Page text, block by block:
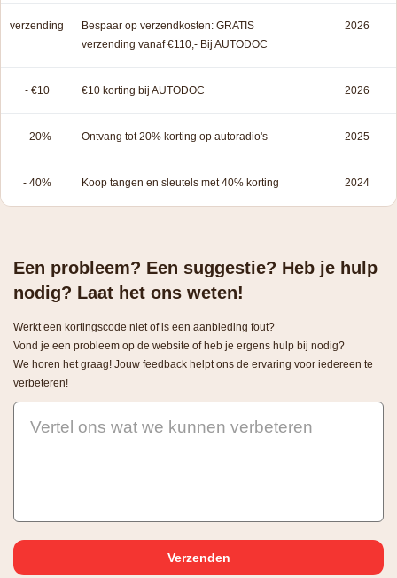
verzending
Bespaar op verzendkosten: GRATIS
verzending vanaf €110,- Bij AUTODOC
2026
- €10 €10 korting bij AUTODOC 2026
- 20% Ontvang tot 20% korting op autoradio's 2025
- 40% Koop tangen en sleutels met 40% korting 2024
Een probleem? Een suggestie? Heb je hulp
nodig? Laat het ons weten!
Werkt een kortingscode niet of is een aanbieding fout?
Vond je een probleem op de website of heb je ergens hulp bij nodig?
We horen het graag! Jouw feedback helpt ons de ervaring voor iedereen te
verbeteren!
Vertel ons wat we kunnen verbeteren